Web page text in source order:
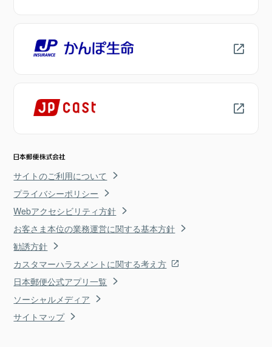
サイトのご利用について
プライバシーポリシー
Webアクセシビリティ方針
お客さま本位の業務運営に関する基本方針
勧誘方針
カスタマーハラスメントに関する考え方
日本郵便公式アプリ一覧
ソーシャルメディア
サイトマップ